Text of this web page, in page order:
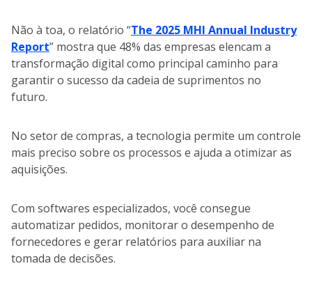
Não à toa, o relatório “The 2025 MHI Annual Industry
Report” mostra que 48% das empresas elencam a
transformação digital como principal caminho para
garantir o sucesso da cadeia de suprimentos no
futuro.
No setor de compras, a tecnologia permite um controle
mais preciso sobre os processos e ajuda a otimizar as
aquisições.
Com softwares especializados, você consegue
automatizar pedidos, monitorar o desempenho de
fornecedores e gerar relatórios para auxiliar na
tomada de decisões.